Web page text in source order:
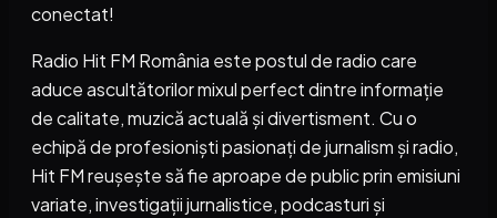
conectat!
Radio Hit FM România este postul de radio care
aduce ascultătorilor mixul perfect dintre informație
de calitate, muzică actuală și divertisment. Cu o
echipă de profesioniști pasionați de jurnalism și radio,
Hit FM reușește să fie aproape de public prin emisiuni
variate, investigații jurnalistice, podcasturi și